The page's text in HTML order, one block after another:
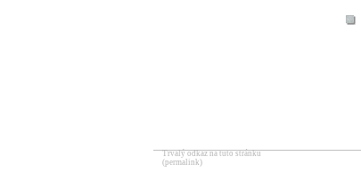
Trvalý odkaz na tuto stránku
(permalink)